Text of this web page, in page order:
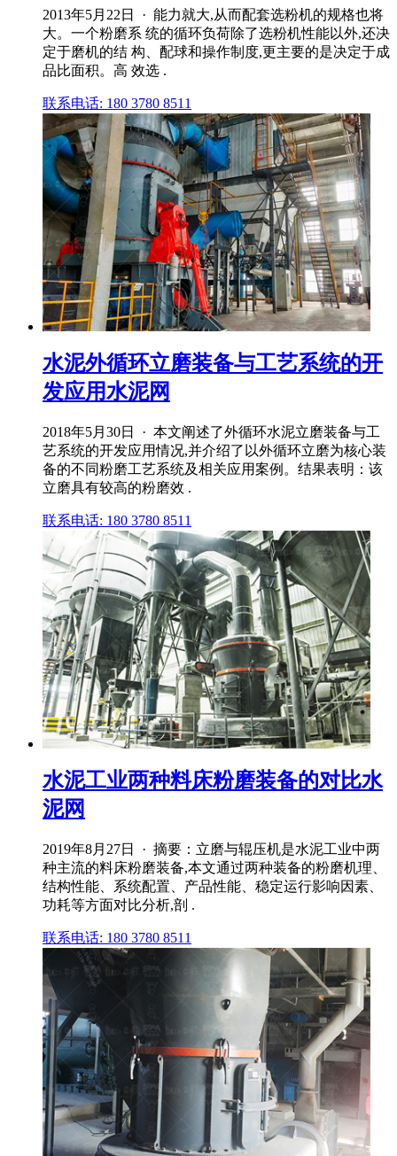
2013年5月22日 · 能力就大,从而配套选粉机的规格也将
大。一个粉磨系 统的循环负荷除了选粉机性能以外,还决
定于磨机的结 构、配球和操作制度,更主要的是决定于成
品比面积。高 效选 .
联系电话: 180 3780 8511
水泥外循环立磨装备与工艺系统的开
发应用水泥网
2018年5月30日 · 本文阐述了外循环水泥立磨装备与工
艺系统的开发应用情况,并介绍了以外循环立磨为核心装
备的不同粉磨工艺系统及相关应用案例。结果表明：该
立磨具有较高的粉磨效 .
联系电话: 180 3780 8511
水泥工业两种料床粉磨装备的对比水
泥网
2019年8月27日 · 摘要：立磨与辊压机是水泥工业中两
种主流的料床粉磨装备,本文通过两种装备的粉磨机理、
结构性能、系统配置、产品性能、稳定运行影响因素、
功耗等方面对比分析,剖 .
联系电话: 180 3780 8511